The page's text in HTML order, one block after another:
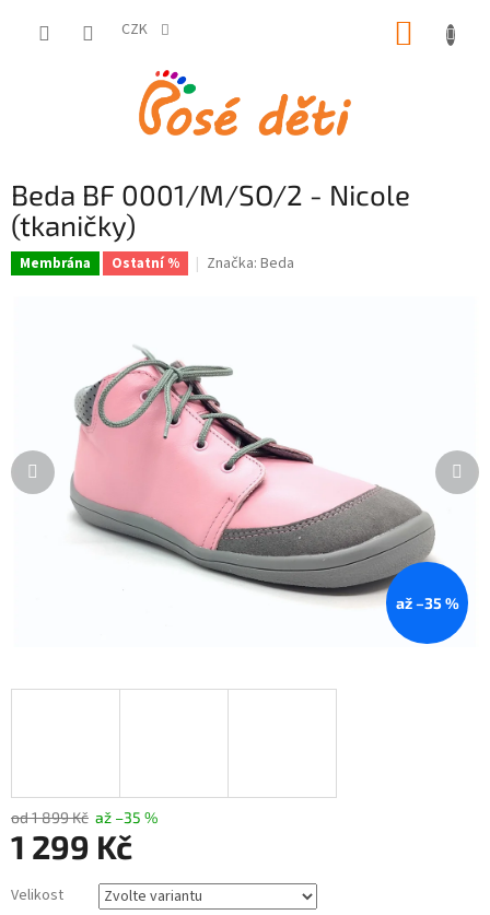
CZK
Beda BF 0001/M/SO/2 - Nicole
(tkaničky)
Membrána Ostatní % Značka: Beda
až –35 %
od 1 899 Kč až –35 %
1 299 Kč
cena:
Velikost